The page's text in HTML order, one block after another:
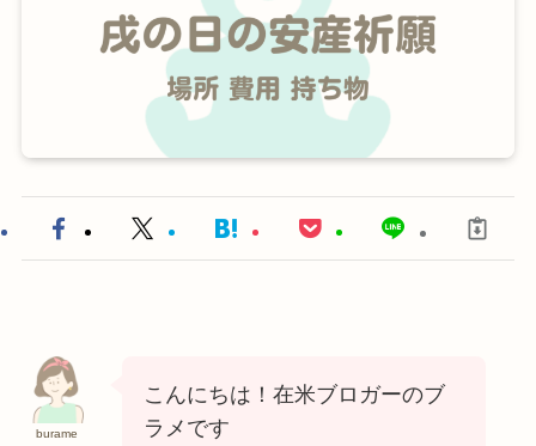
burame
こんにちは！在米ブロガーのブ
ラメです